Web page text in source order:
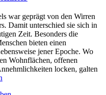
war geprägt von den Wirren
Damit unterschied sie sich in
Zeit. Besonders die
bieten einen
jener Epoche. Wo
Wohnflächen, offenen
locken, galten